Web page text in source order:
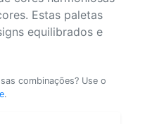
Estas paletas
equilibrados e
combinações? Use o
.